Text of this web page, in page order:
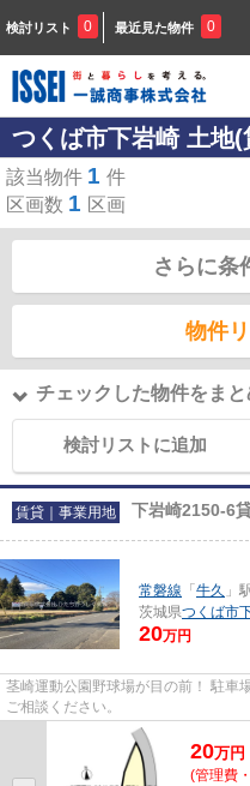
検討リスト 0 最近見た物件 0
つくば市下岩崎 土地(
該当物件 1 件
区画数 1 区画
さらに条
物件
チェックした物件をまと
検討リストに追加
賃貸｜事業用地 下岩崎2150-6
常磐線 「 牛久 」
茨城県つくば市
20万円
茎崎運動公園野球場が目の前！ 駐車
ご相談ください。
20万円
(管理費